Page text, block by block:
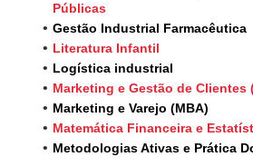
Públicas
Gestão Industrial Farmacêutica
Literatura Infantil
Logística industrial
Marketing e Gestão de Clientes
Marketing e Varejo (MBA)
Matemática Financeira e
Metodologias Ativas e Prática